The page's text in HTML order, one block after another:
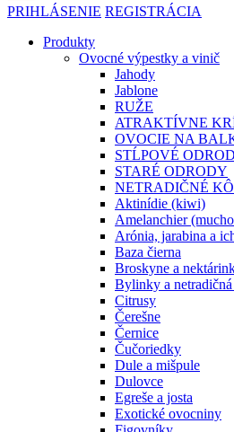
PRIHLÁSENIE REGISTRÁCIA
Produkty
Ovocné výpestky a vinič
Jahody
Jablone
RUŽE
ATRAKTÍVNE
OVOCIE NA
STĹPOVÉ
STARÉ ODRODY
NETRADIČNÉ
Aktinídie (kiwi)
Amelanchier
Arónia, jarabina a
Baza čierna
Broskyne a
Bylinky a netradičná
Citrusy
Čerešne
Černice
Čučoriedky
Dule a mišpule
Dulovce
Egreše a josta
Exotické ovocniny